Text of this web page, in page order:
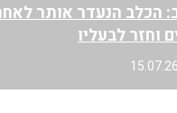
הכלב הנעדר אותר
וחזר לבעליו
15.07.26